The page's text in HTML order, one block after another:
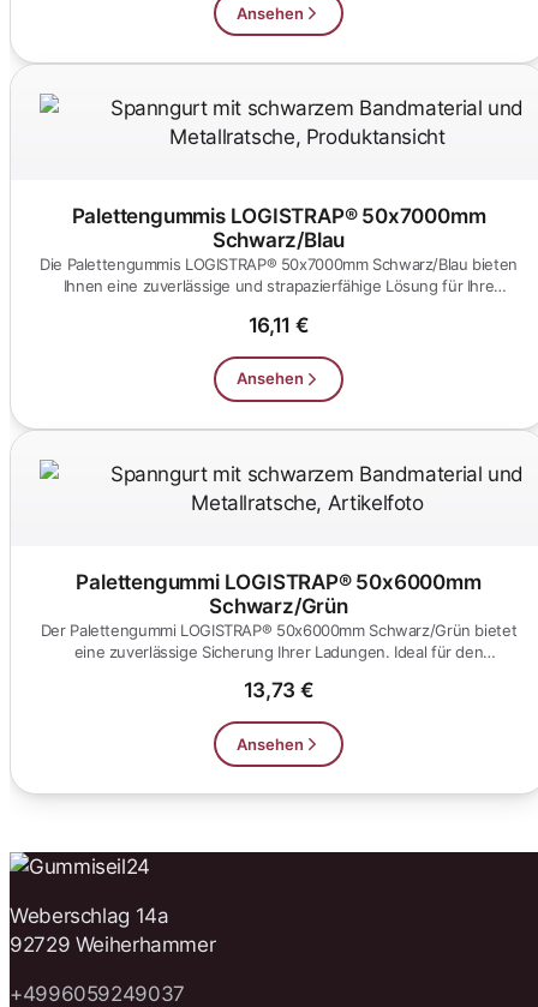
Ansehen
Palettengummis LOGISTRAP® 50x7000mm
Schwarz/Blau
Die Palettengummis LOGISTRAP® 50x7000mm Schwarz/Blau bieten
Ihnen eine zuverlässige und strapazierfähige Lösung für Ihre
16,11 €
Ansehen
Palettengummi LOGISTRAP® 50x6000mm
Schwarz/Grün
Der Palettengummi LOGISTRAP® 50x6000mm Schwarz/Grün bietet
eine zuverlässige Sicherung Ihrer Ladungen. Ideal für den
13,73 €
Ansehen
Weberschlag 14a
92729 Weiherhammer
+4996059249037